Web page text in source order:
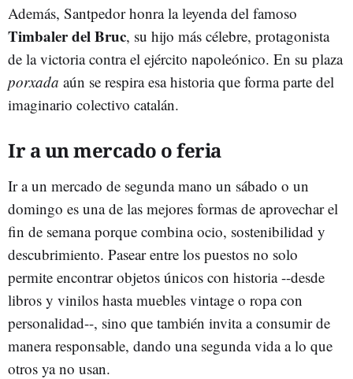
Además, Santpedor honra la leyenda del famoso
Timbaler del Bruc, su hijo más célebre, protagonista
de la victoria contra el ejército napoleónico. En su plaza
porxada aún se respira esa historia que forma parte del
imaginario colectivo catalán.
Ir a un mercado o feria
Ir a un mercado de segunda mano un sábado o un
domingo es una de las mejores formas de aprovechar el
fin de semana porque combina ocio, sostenibilidad y
descubrimiento. Pasear entre los puestos no solo
permite encontrar objetos únicos con historia --desde
libros y vinilos hasta muebles vintage o ropa con
personalidad--, sino que también invita a consumir de
manera responsable, dando una segunda vida a lo que
otros ya no usan.